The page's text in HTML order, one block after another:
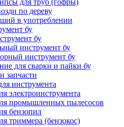
по дереву
в употреблении
бу
бу
инструмент бу
инструмент бу
для сварки и пайки бу
запчасти
инструмента
электроинструмента
промышленных пылесосов
бензопил
триммера (бензокос)